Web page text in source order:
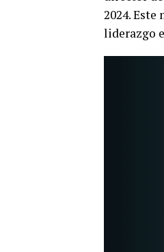
2024.
liderazgo